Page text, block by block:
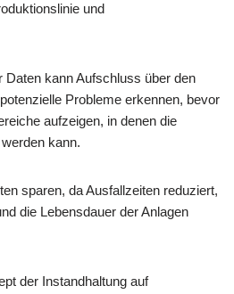
und
Daten kann Aufschluss über den
Probleme erkennen, bevor
aufzeigen, in denen die
kann.
sparen, da Ausfallzeiten reduziert,
die Lebensdauer der Anlagen
der Instandhaltung auf